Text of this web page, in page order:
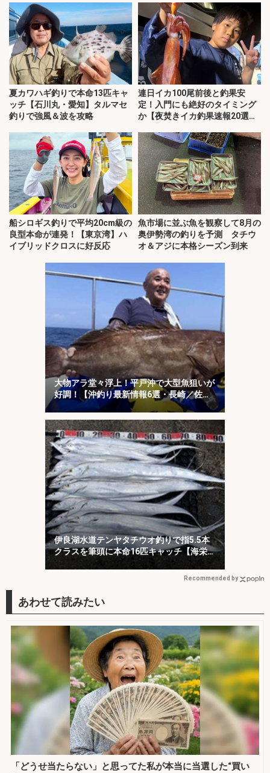
夏カワハギ釣りで本命13匹キャ
ッチ【石川丸・愛知】タルマセ
釣りで強風＆波を攻略
連日イカ100尾前後と釣果安
定！入門にも絶好のタイミング
か【夜焚きイカ釣果速報20選・
船シロギス釣りで平均20cm級の
良型本命が連発！【東京湾】ハ
イブリッドクロスに好反応
魚市場に並ぶ魚を観察して8月の
奥伊勢湾の釣りを予測 タチウ
オ＆アジに本格シーズン到来
大物アラ堂々浮上！平戸沖で大型魚狙いが
好調！【沖釣り最新情報6選・長崎／佐
伊良湖水道テンヤタチウオ釣りで指5.5本
クラスを筆頭に本命16匹キャッチ【海栄
Recommended by
「どうせ当たらない」と思ってた私が本当に当選した“買い